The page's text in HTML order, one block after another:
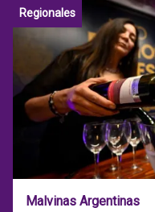
Regionales
Malvinas Argentinas